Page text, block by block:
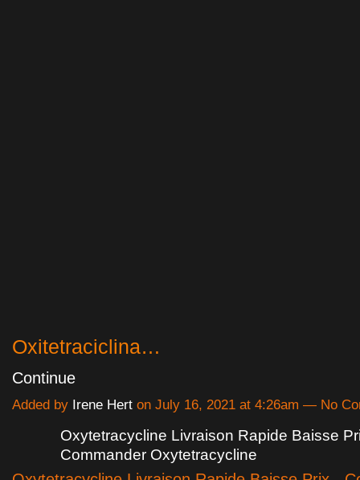
Oxitetraciclina…
Continue
Added by Irene Hert on July 16, 2021 at 4:26am — No
Oxytetracycline Livraison Rapide Baisse
Commander Oxytetracycline